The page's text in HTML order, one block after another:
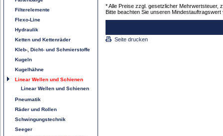
Filterelemente
Flexo-Line
Hydraulik
Ketten und Kettenräder
Kleb-, Dicht- und Schmierstoffe
Kugeln
Kugelhähne
Linear Wellen und Schienen
Linear Wellen und Schienen
Pneumatik
Räder und Rollen
Schwingungstechnik
Seeger
* Alle Preise zzgl. gesetzlicher Mehrwertsteuer,
Bitte beachten Sie unseren Mindestauftragswert
Seite drucken